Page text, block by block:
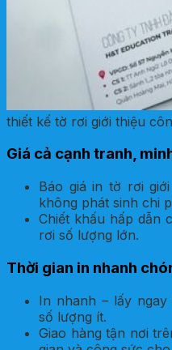
thiết kế tờ rơi giới thiệu
Giá cả cạnh tranh,
Báo giá in tờ rơi
không phát sinh chi
Chiết khấu hấp dẫn
rơi số lượng lớn.
Thời gian in nhanh
In nhanh – lấy
số lượng ít.
Giao hàng tận nơi